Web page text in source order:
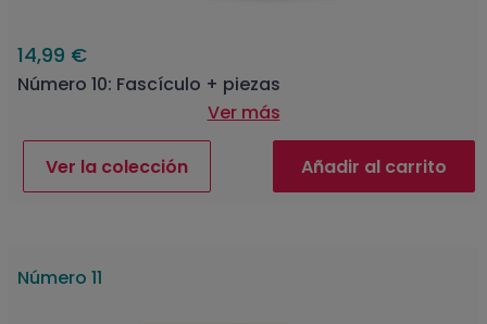
14,99 €
Número 10: Fascículo + piezas
Ver más
Ver la colección Añadir al carrito
Número 11